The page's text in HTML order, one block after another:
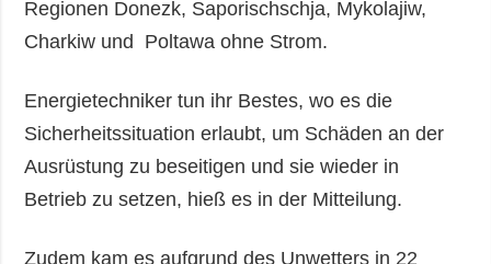
Regionen Donezk, Saporischschja, Mykolajiw,
Charkiw und Poltawa ohne Strom.
Energietechniker tun ihr Bestes, wo es die
Sicherheitssituation erlaubt, um Schäden an der
Ausrüstung zu beseitigen und sie wieder in
Betrieb zu setzen, hieß es in der Mitteilung.
Zudem kam es aufgrund des Unwetters in 22